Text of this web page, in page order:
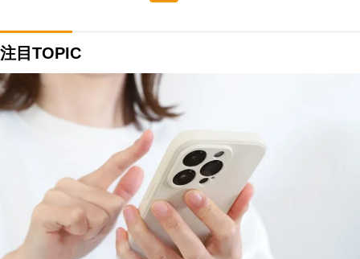
注目TOPIC